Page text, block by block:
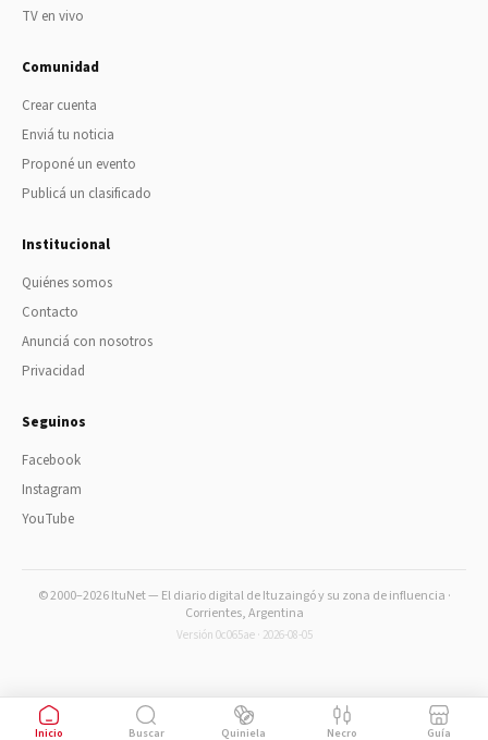
TV en vivo
Comunidad
Crear cuenta
Enviá tu noticia
Proponé un evento
Publicá un clasificado
Institucional
Quiénes somos
Contacto
Anunciá con nosotros
Privacidad
Seguinos
Facebook
Instagram
YouTube
© 2000–2026 ItuNet — El diario digital de Ituzaingó y su zona de influencia ·
Corrientes, Argentina
Versión 0c065ae · 2026-08-05
Inicio Buscar Quiniela Necro Guía